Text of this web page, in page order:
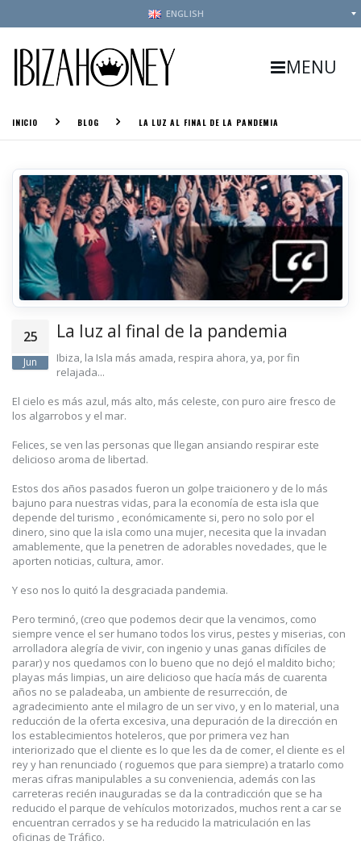
ENGLISH
MENU
INICIO BLOG LA LUZ AL FINAL DE LA PANDEMIA
25
Jun
La luz al final de la pandemia
Ibiza, la Isla más amada, respira ahora, ya, por fin
relajada...
El cielo es más azul, más alto, más celeste, con puro aire fresco de
los algarrobos y el mar.
Felices, se ven las personas que llegan ansiando respirar este
delicioso aroma de libertad.
Estos dos años pasados fueron un golpe traicionero y de lo más
bajuno para nuestras vidas, para la economía de esta isla que
depende del turismo , económicamente si, pero no solo por el
dinero, sino que la isla como una mujer, necesita que la invadan
amablemente, que la penetren de adorables novedades, que le
aporten noticias, cultura, amor.
Y eso nos lo quitó la desgraciada pandemia.
Pero terminó, (creo que podemos decir que la vencimos, como
siempre vence el ser humano todos los virus, pestes y miserias, con
arrolladora alegría de vivir, con ingenio y unas ganas difíciles de
parar) y nos quedamos con lo bueno que no dejó el maldito bicho;
playas más limpias, un aire delicioso que hacía más de cuarenta
años no se paladeaba, un ambiente de resurrección, de
agradecimiento ante el milagro de un ser vivo, y en lo material, una
reducción de la oferta excesiva, una depuración de la dirección en
los establecimientos hoteleros, que por primera vez han
interiorizado que el cliente es lo que les da de comer, el cliente es el
rey y han renunciado ( roguemos que para siempre) a tratarlo como
meras cifras manipulables a su conveniencia, además con las
carreteras recién inauguradas se da la contradicción que se ha
reducido el parque de vehículos motorizados, muchos rent a car se
encuentran cerrados y se ha reducido la matriculación en las
oficinas de Tráfico.